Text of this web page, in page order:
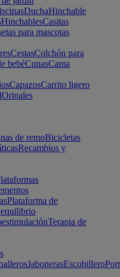
DuchaHinchable
HinchablesCasitas
para mascotas
CestasColchón para
bebéCunasCama
CapazosCarrito ligero
Orinales
de remoBicicletas
Recambios y
Plataforma de
equilibrio
Terapia de
JabonerasEscobillero